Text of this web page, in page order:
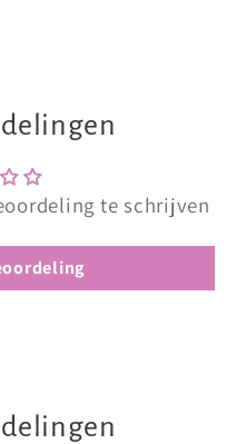
te schrijven